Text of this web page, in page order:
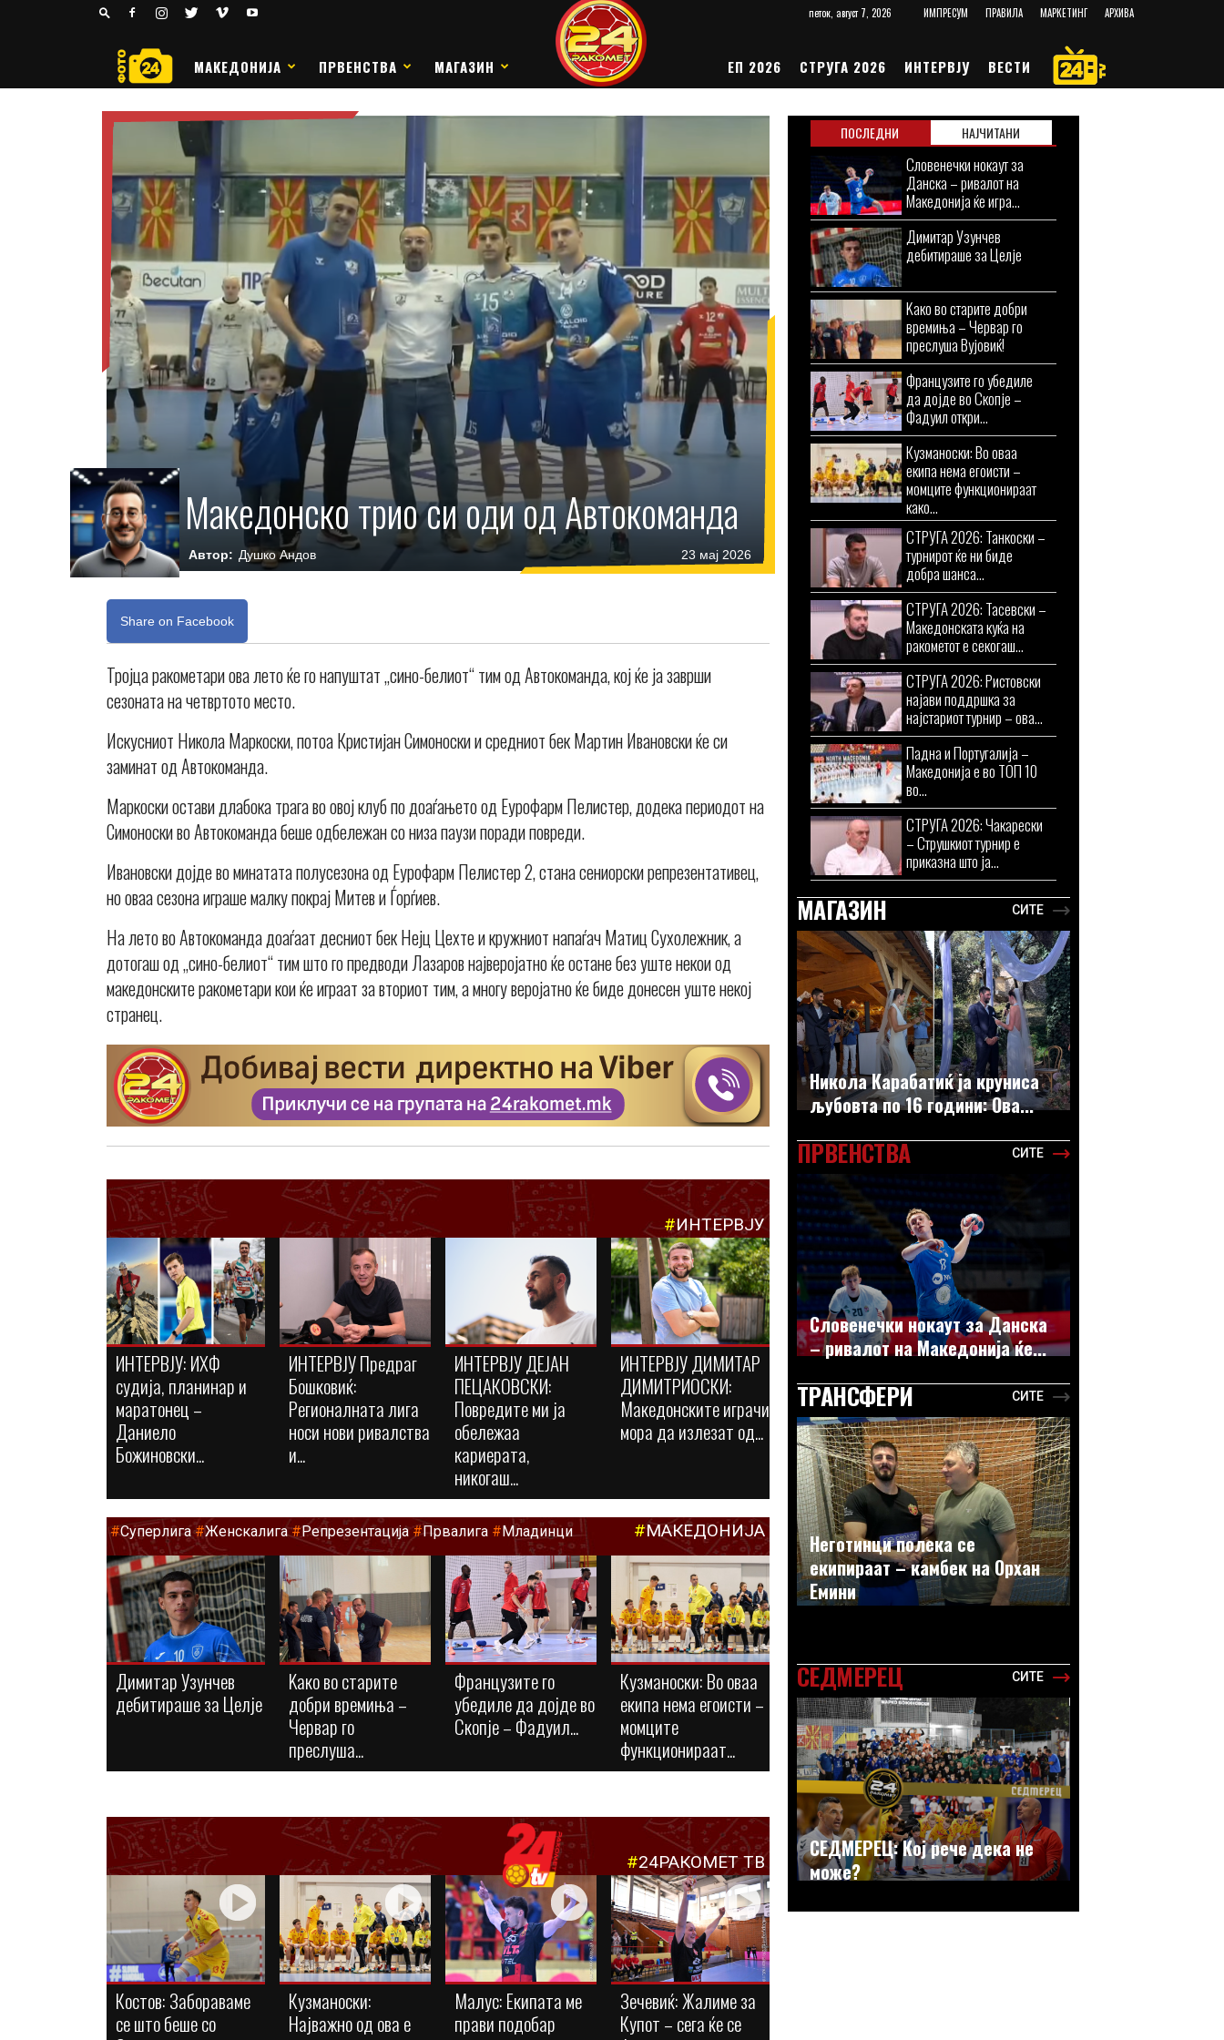
петок, август 7, 2026 ИМПРЕСУМ ПРАВИЛА МАРКЕТИНГ АРХИВА
РАКОМЕТ
МАКЕДОНИЈА ПРВЕНСТВА МАГАЗИН ЕП 2026 СТРУГА 2026 ИНТЕРВЈУ ВЕСТИ
Македонско трио си оди од Автокоманда
Автор: Душко Андов 23 мај 2026
Share on Facebook
Тројца ракометари ова лето ќе го напуштат „сино-белиот“ тим од Автокоманда, кој ќе ја заврши
сезоната на четвртото место.
Искусниот Никола Маркоски, потоа Кристијан Симоноски и средниот бек Мартин Ивановски ќе си
заминат од Автокоманда.
Маркоски остави длабока трага во овој клуб по доаѓањето од Еурофарм Пелистер, додека периодот на
Симоноски во Автокоманда беше одбележан со низа паузи поради повреди.
Ивановски дојде во минатата полусезона од Еурофарм Пелистер 2, стана сениорски репрезентативец,
но оваа сезона играше малку покрај Митев и Ѓорѓиев.
На лето во Автокоманда доаѓаат десниот бек Нејц Цехте и кружниот напаѓач Матиц Сухолежник, а
дотогаш од „сино-белиот“ тим што го предводи Лазаров најверојатно ќе остане без уште некои од
македонските ракометари кои ќе играат за вториот тим, а многу веројатно ќе биде донесен уште некој
странец.
#ИНТЕРВЈУ
ИНТЕРВЈУ: ИХФ
судија, планинар и
маратонец –
Даниело
Божиновски...
ИНТЕРВЈУ Предраг
Бошковиќ:
Регионалната лига
носи нови ривалства
и...
ИНТЕРВЈУ ДЕЈАН
ПЕЦАКОВСКИ:
Повредите ми ја
обележаа
кариерата,
никогаш...
ИНТЕРВЈУ ДИМИТАР
ДИМИТРИОСКИ:
Македонските играчи
мора да излезат од...
#Суперлига #Женскалига#Репрезентација #Првалига #Младинци #МАКЕДОНИЈА
Димитар Узунчев
дебитираше за Целје
Kaко во старите
добри времиња –
Червар го
преслуша...
Французите го
убедиле да дојде во
Скопје – Фадуил...
Кузманоски: Во оваа
екипа нема егоисти –
момците
функционираат...
#24РАКОМЕТ ТВ
Костов: Забораваме
се што беше со
Кузманоски:
Најважно од ова е
Малус: Eкипата ме
прави подобар
Зечевиќ: Жалиме за
Купот – сега ќе се
ПОСЛЕДНИ НАЈЧИТАНИ
Словенечки нокаут за
Данска – ривалот на
Македонија ќе игра...
Димитар Узунчев
дебитираше за Целје
Kaко во старите добри
времиња – Червар го
преслуша Вујовиќ!
Французите го убедиле
да дојде во Скопје –
Фадуил откри...
Кузманоски: Во оваа
екипа нема егоисти –
момците функционираат
како...
СТРУГА 2026: Танкоски –
турнирот ќе ни биде
добра шанса...
СТРУГА 2026: Тасевски –
Македонската куќа на
ракометот е секогаш...
СТРУГА 2026: Ристовски
најави поддршка за
најстариот турнир – ова...
Падна и Португалија –
Македонија е во ТОП 10
во...
СТРУГА 2026: Чакарески
– Струшкиот турнир е
приказна што ја...
МАГАЗИН СИТЕ
Никола Карабатиќ ја круниса
љубовта по 16 години: Ова...
ПРВЕНСТВА СИТЕ
Словенечки нокаут за Данска
– ривалот на Македонија ќе...
ТРАНСФЕРИ СИТЕ
Неготинци полека се
екипираат – камбек на Орхан
Емини
СЕДМЕРЕЦ СИТЕ
СЕДМЕРЕЦ: Кој рече дека не
може?